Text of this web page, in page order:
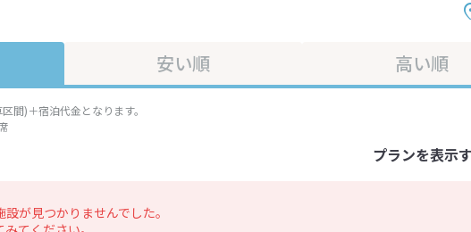
安い順 高い順
間)＋宿泊代金となります。
プランを表示
が見つかりませんでした。